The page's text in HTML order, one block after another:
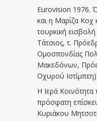
Eurovision 1976.
και η Μαρίζα Κοχ
τουρκική
Τάτσιος, τ.
Ομοσπονδίας
Μακεδόνων,
Οχυρού Ιστίμπεη)
Η Ιερά
πρόσφατη
Κυριάκου